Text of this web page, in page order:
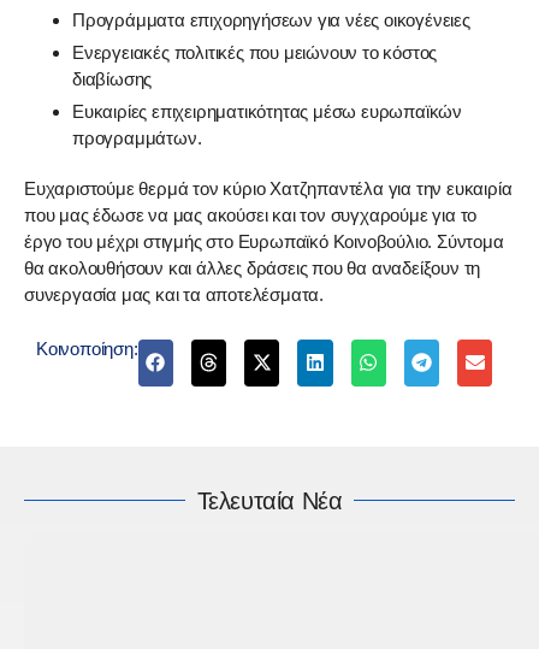
Προγράμματα επιχορηγήσεων για νέες οικογένειες
Ενεργειακές πολιτικές που μειώνουν το κόστος
διαβίωσης
Ευκαιρίες επιχειρηματικότητας μέσω ευρωπαϊκών
προγραμμάτων.
Ευχαριστούμε θερμά τον κύριο Χατζηπαντέλα για την ευκαιρία
που μας έδωσε να μας ακούσει και τον συγχαρούμε για το
έργο του μέχρι στιγμής στο Ευρωπαϊκό Κοινοβούλιο. Σύντομα
θα ακολουθήσουν και άλλες δράσεις που θα αναδείξουν τη
συνεργασία μας και τα αποτελέσματα.
Κοινοποίηση:
Τελευταία Νέα